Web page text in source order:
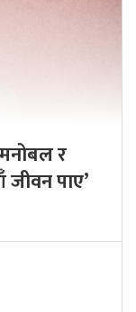
र
पाए’